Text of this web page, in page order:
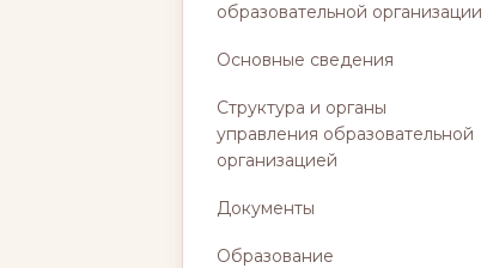
образовательной организации
Основные сведения
Структура и органы
управления образовательной
организацией
Документы
Образование